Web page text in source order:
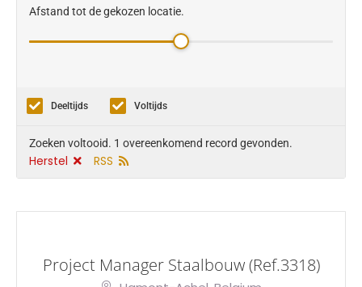
Afstand tot de gekozen locatie.
Deeltijds Voltijds
Zoeken voltooid. 1 overeenkomend record gevonden.
Herstel RSS
Project Manager Staalbouw (Ref.3318)